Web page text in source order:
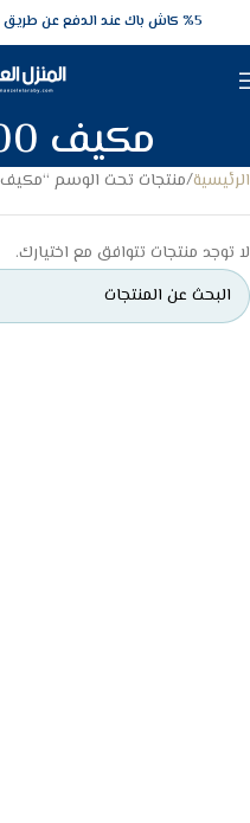
5‎% كاش باك عند الدفع عن طريق الفيزا البنكيه
مكيف 36000 وحدة
الرئيسية منتجات تحت الوسم “مكيف 36000 وحدة”
لا توجد منتجات تتوافق مع اختيارك.